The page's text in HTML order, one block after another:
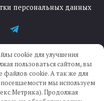
персональных данных
—IKWEB
cookie для улучшения
пользоваться сайтом, вы
файлов cookie. А так же для
посещаемости мы используем
Продолжая